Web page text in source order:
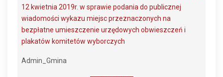
12 kwietnia 2019r. w sprawie podania do publicznej
wiadomości wykazu miejsc przeznaczonych na
bezpłatne umieszczenie urzędowych obwieszczeń i
plakatów komitetów wyborczych
Admin_Gmina